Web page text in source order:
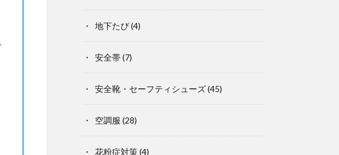
地下たび(4)
安全帯(7)
安全靴・セーフティシューズ(45)
空調服 (28)
花粉症対策(4)